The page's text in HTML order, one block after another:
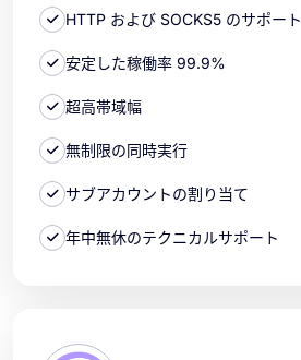
HTTP および SOCKS5 のサポート
安定した稼働率 99.9%
超高帯域幅
無制限の同時実行
サブアカウントの割り当て
年中無休のテクニカルサポート